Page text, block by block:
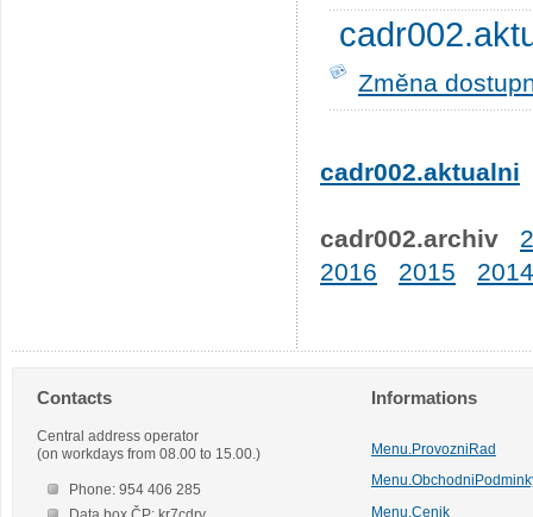
Změna
cadr002.aktualni
cadr002.archiv
2016
2015 2014
Contacts
Central address operator
(on workdays from 08.00 to 15.00.)
Phone: 954 406 285
Informations
Menu.ProvozniRad
Menu.Cenik